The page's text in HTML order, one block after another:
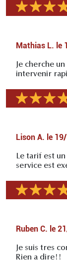
Mathias L. le
Je cherche
intervenir
Lison A. le
Le tarif est
service est
Ruben C. le
Je suis tres
Rien a dire!!